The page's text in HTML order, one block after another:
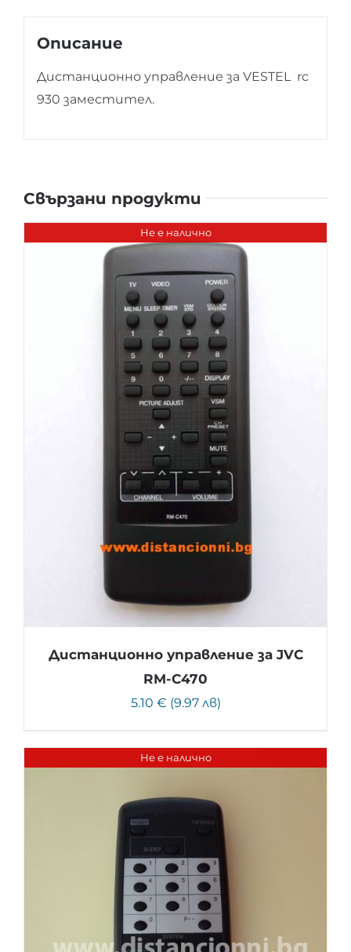
Описание
Дистанционно управление за VESTEL rc
930 заместител.
Свързани продукти
Не е налично
Дистанционно управление за JVC
RM-C470
5.10 € (9.97 лв)
Не е налично